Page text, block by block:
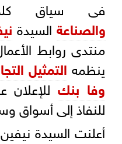
فى سياق
والصناعة السيدة
منتدى روابط
ينظمه التمثيل
وفا بنكللإعلان
للنفاذ إلى أسواق
أعلنت السيدة